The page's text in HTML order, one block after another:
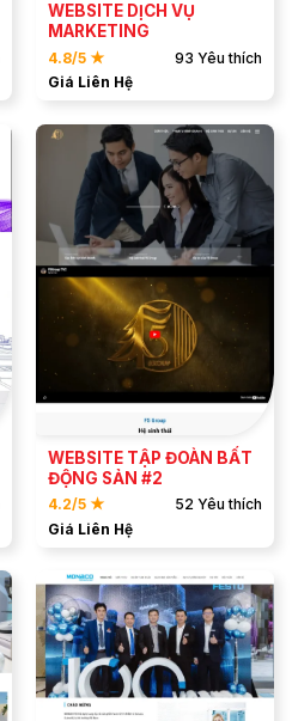
WEBSITE DỊCH VỤ
MARKETING
4.8/5 ★
93 Yêu thích
Giá Liên Hệ
ĐẶT MẪU
XEM DEMO
WEBSITE TẬP ĐOÀN BẤT
ĐỘNG SẢN #2
4.2/5 ★
52 Yêu thích
Giá Liên Hệ